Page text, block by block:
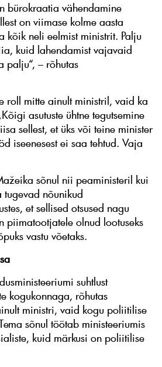
bürokraatia vähendamine
on viimase kolme aasta
kõik neli eelmist ministrit. Palju
kuid lahendamist vajavaid
palju“, – rõhutas
roll mitte ainult ministril, vaid ka
asutuste ühtne tegutsemine
sellest, et üks või teine minister
iseenesest ei saa tehtud. Vaja
sõnul nii peaministeril kui
nõunikud
et sellised otsused nagu
piimatootjatele olnud lootuseks
vastu võetaks.
suhtlust
kogukonnaga, rõhutas
ministri, vaid kogu poliitilise
sõnul töötab ministeeriumis
kuid märkusi on poliitilise